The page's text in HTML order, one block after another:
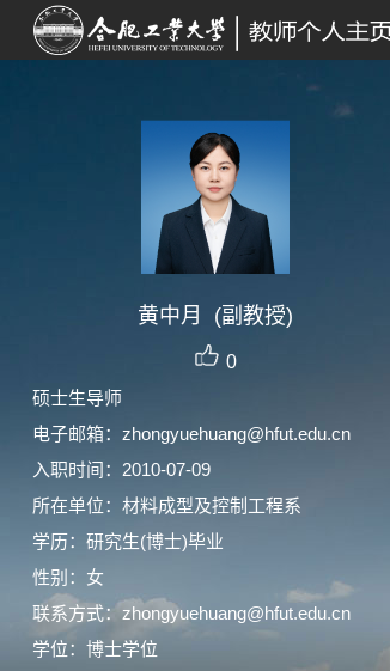
黄中月 (副教授)
0
硕士生导师
电子邮箱： zhongyuehuang@hfut.edu.cn
入职时间：2010-07-09
所在单位：材料成型及控制工程系
学历：研究生(博士)毕业
性别：女
联系方式：zhongyuehuang@hfut.edu.cn
学位：博士学位